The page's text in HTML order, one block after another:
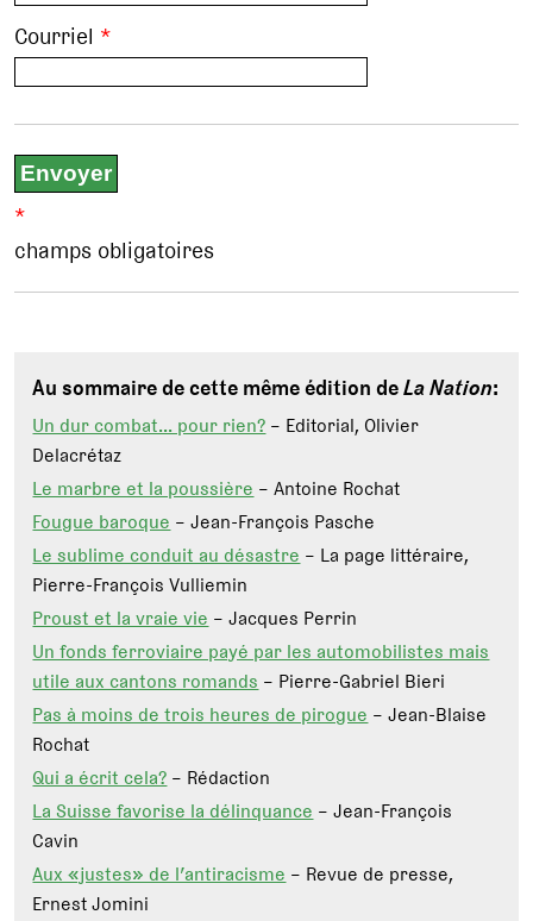
Courriel *
*
champs obligatoires
Au sommaire de cette même édition deLa Nation:
Un dur combat… pour rien?– Editorial, Olivier
Delacrétaz
Le marbre et la poussière– Antoine Rochat
Fougue baroque– Jean-François Pasche
Le sublime conduit au désastre– La page littéraire,
Pierre-François Vulliemin
Proust et la vraie vie– Jacques Perrin
Un fonds ferroviaire payé par les automobilistes mais
utile aux cantons romands– Pierre-Gabriel Bieri
Pas à moins de trois heures de pirogue– Jean-Blaise
Rochat
Qui a écrit cela?– Rédaction
La Suisse favorise la délinquance– Jean-François
Cavin
Aux «justes» de l’antiracisme– Revue de presse,
Ernest Jomini